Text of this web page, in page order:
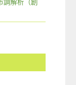
調解析（創